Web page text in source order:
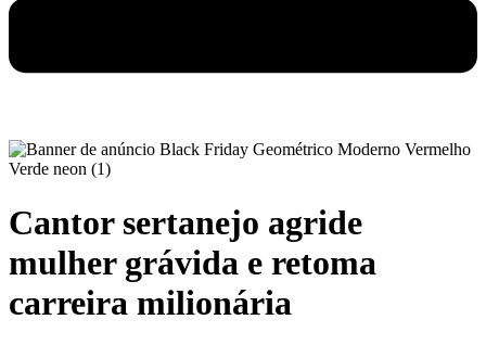
Cantor sertanejo agride
mulher grávida e retoma
carreira milionária